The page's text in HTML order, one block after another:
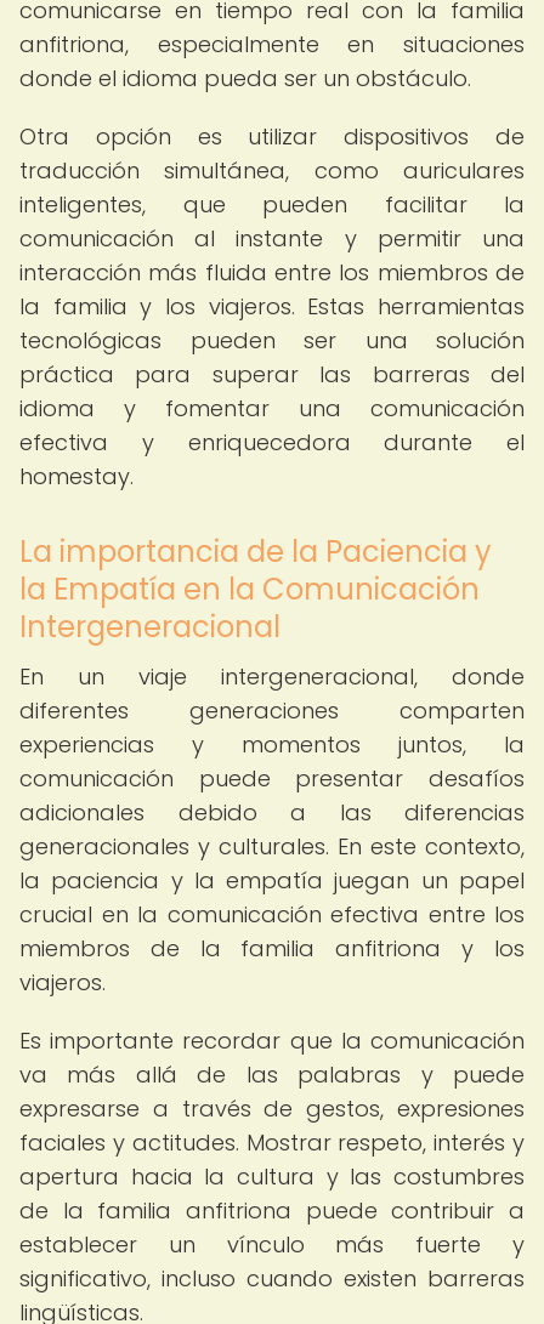
comunicarse en tiempo real con la familia
anfitriona, especialmente en situaciones
donde el idioma pueda ser un obstáculo.
Otra opción es utilizar dispositivos de
traducción simultánea, como auriculares
inteligentes, que pueden facilitar la
comunicación al instante y permitir una
interacción más fluida entre los miembros de
la familia y los viajeros. Estas herramientas
tecnológicas pueden ser una solución
práctica para superar las barreras del
idioma y fomentar una comunicación
efectiva y enriquecedora durante el
homestay.
La importancia de la Paciencia y
la Empatía en la Comunicación
Intergeneracional
En un viaje intergeneracional, donde
diferentes generaciones comparten
experiencias y momentos juntos, la
comunicación puede presentar desafíos
adicionales debido a las diferencias
generacionales y culturales. En este contexto,
la paciencia y la empatía juegan un papel
crucial en la comunicación efectiva entre los
miembros de la familia anfitriona y los
viajeros.
Es importante recordar que la comunicación
va más allá de las palabras y puede
expresarse a través de gestos, expresiones
faciales y actitudes. Mostrar respeto, interés y
apertura hacia la cultura y las costumbres
de la familia anfitriona puede contribuir a
establecer un vínculo más fuerte y
significativo, incluso cuando existen barreras
lingüísticas.